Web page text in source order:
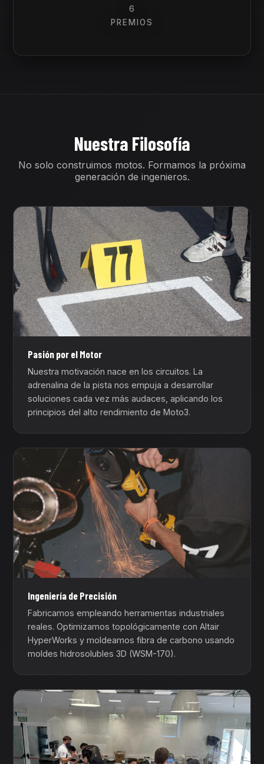
6
PREMIOS
Nuestra Filosofía
No solo construimos motos. Formamos la próxima
generación de ingenieros.
Pasión por el Motor
Nuestra motivación nace en los circuitos. La
adrenalina de la pista nos empuja a desarrollar
soluciones cada vez más audaces, aplicando los
principios del alto rendimiento de Moto3.
Ingeniería de Precisión
Fabricamos empleando herramientas industriales
reales. Optimizamos topológicamente con Altair
HyperWorks y moldeamos fibra de carbono usando
moldes hidrosolubles 3D (WSM-170).